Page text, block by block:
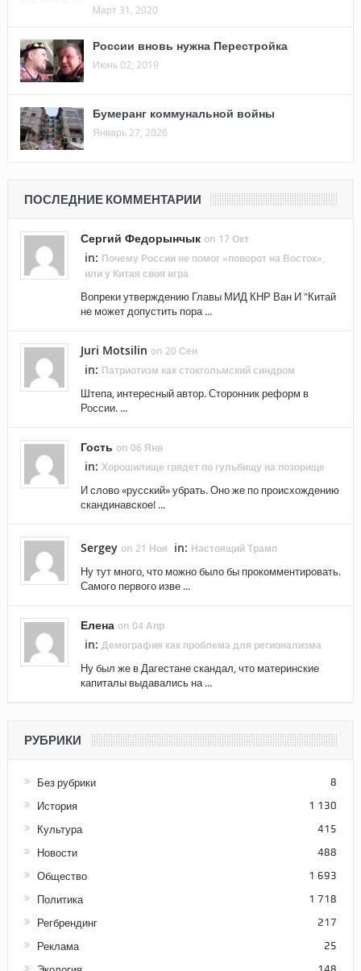
Март 31, 2020
России вновь нужна Перестройка
Июнь 02, 2019
Бумеранг коммунальной войны
Январь 27, 2026
ПОСЛЕДНИЕ КОММЕНТАРИИ
Сергий Федорынчык on 17 Окт
in: Почему России не помог «поворот на Восток»,
или у Китая своя игра
Вопреки утверждению Главы МИД КНР Ван И "Китай
не может допустить пора ...
Juri Motsilin on 20 Сен
in: Патриотизм как стокгольмский синдром
Штепа, интересный автор. Сторонник реформ в
России. ...
Гость on 06 Янв
in: Хорошилище грядет по гульбищу на позорище
И слово «русский» убрать. Оно же по происхождению
скандинавское! ...
Sergey on 21 Ноя in: Настоящий Трамп
Ну тут много, что можно было бы прокомментировать.
Самого первого изве ...
Елена on 04 Апр
in: Демография как проблема для регионализма
Ну был же в Дагестане скандал, что материнские
капиталы выдавались на ...
РУБРИКИ
Без рубрики 8
История 1 130
Культура 415
Новости 488
Общество 1 693
Политика 1 718
Регбрендинг 217
Реклама 25